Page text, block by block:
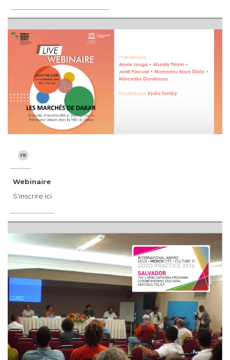
Webinaire
S'inscrire ici